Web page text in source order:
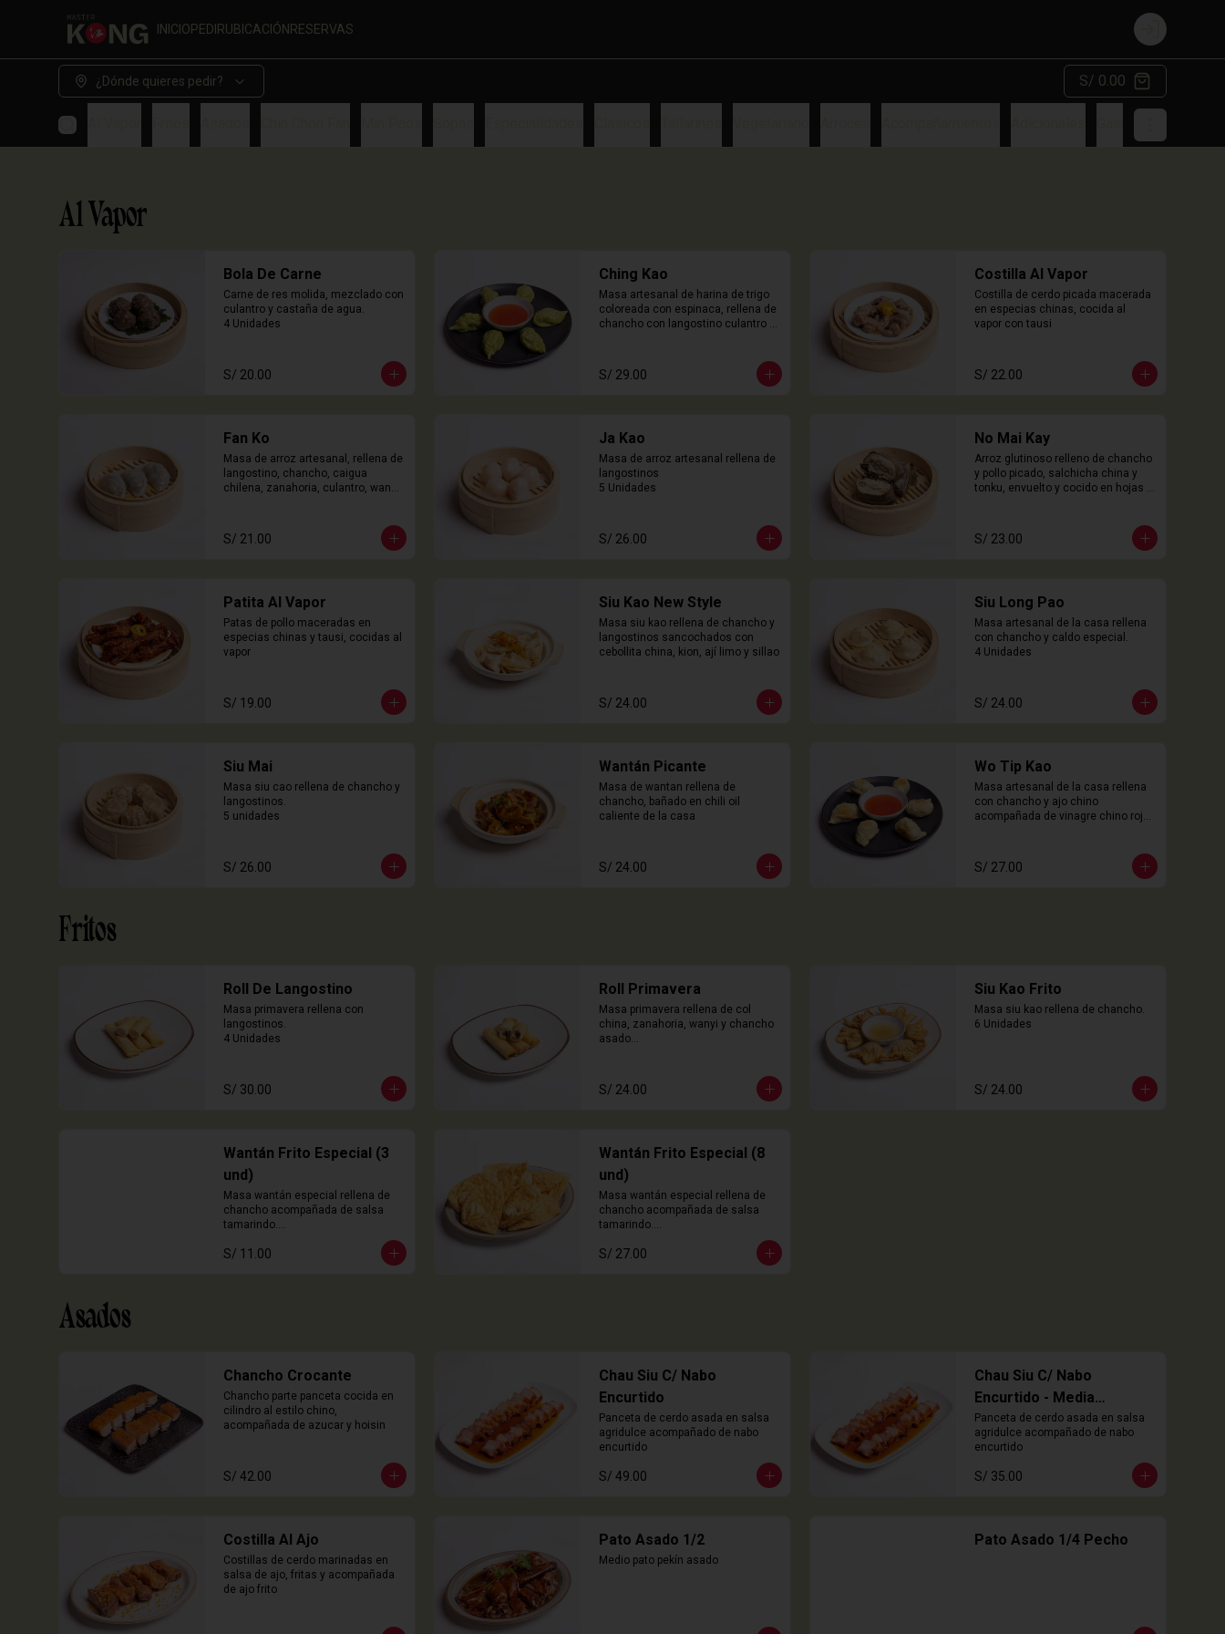
INICIOPEDIRUBICACIÓN RESERVAS
Login
¿Dónde quieres pedir? S/ 0.00
Al Vapor
Bola De Carne
Carne de res molida, mezclado con
culantro y castaña de agua.
4 Unidades
S/ 20.00
Ching Kao
Masa artesanal de harina de trigo
coloreada con espinaca, rellena de
chancho con langostino culantro y
S/ 29.00
Costilla Al Vapor
Costilla de cerdo picada macerada
en especias chinas, cocida al
vapor con tausi
S/ 22.00
Fan Ko
Masa de arroz artesanal, rellena de
langostino, chancho, caigua
chilena, zanahoria, culantro, wanyi.
S/ 21.00
Ja Kao
Masa de arroz artesanal rellena de
langostinos
5 Unidades
S/ 26.00
No Mai Kay
Arroz glutinoso relleno de chancho
y pollo picado, salchicha china y
tonku, envuelto y cocido en hojas
S/ 23.00
Patita Al Vapor
Patas de pollo maceradas en
especias chinas y tausi, cocidas al
vapor
S/ 19.00
Siu Kao New Style
Masa siu kao rellena de chancho y
langostinos sancochados con
cebollita china, kion, ají limo y sillao
S/ 24.00
Siu Long Pao
Masa artesanal de la casa rellena
con chancho y caldo especial.
4 Unidades
S/ 24.00
Siu Mai
Masa siu cao rellena de chancho y
langostinos.
5 unidades
S/ 26.00
Wantán Picante
Masa de wantan rellena de
chancho, bañado en chili oil
caliente de la casa
S/ 24.00
Wo Tip Kao
Masa artesanal de la casa rellena
con chancho y ajo chino
acompañada de vinagre chino rojo.
S/ 27.00
Fritos
Roll De Langostino
Masa primavera rellena con
langostinos.
4 Unidades
S/ 30.00
Roll Primavera
Masa primavera rellena de col
china, zanahoria, wanyi y chancho
asado
S/ 24.00
Siu Kao Frito
Masa siu kao rellena de chancho.
6 Unidades
S/ 24.00
Wantán Frito Especial (3
und)
Masa wantán especial rellena de
chancho acompañada de salsa
tamarindo.
S/ 11.00
Wantán Frito Especial (8
und)
Masa wantán especial rellena de
chancho acompañada de salsa
tamarindo.
S/ 27.00
Asados
Chancho Crocante
Chancho parte panceta cocida en
cilindro al estilo chino,
acompañada de azucar y hoisin
S/ 42.00
Chau Siu C/ Nabo
Encurtido
Panceta de cerdo asada en salsa
agridulce acompañado de nabo
encurtido
S/ 49.00
Chau Siu C/ Nabo
Encurtido - Media
Porción
Panceta de cerdo asada en salsa
agridulce acompañado de nabo
encurtido
S/ 35.00
Costilla Al Ajo
Costillas de cerdo marinadas en
salsa de ajo, fritas y acompañada
de ajo frito
Pato Asado 1/2
Medio pato pekín asado
Pato Asado 1/4 Pecho